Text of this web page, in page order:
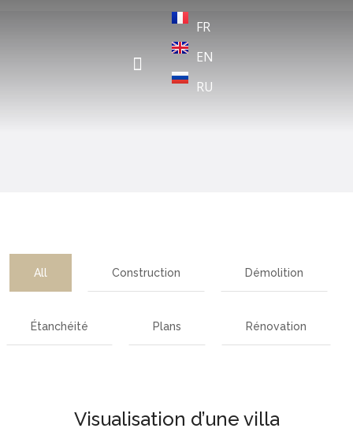
FR
EN
RU
All Construction Démolition
Étanchéité Plans Rénovation
Visualisation d’une villa